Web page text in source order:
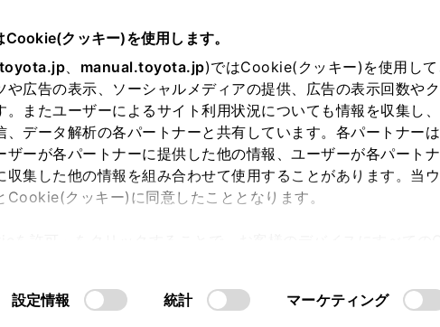
Cookie(クッキー)を使用します。
toyota.jp、 manual.toyota.jp)ではCookie(クッキー)を使用し
や広告の表示、ソーシャルメディアの提供、広告の表示回数や
。またユーザーによるサイト利用状況についても情報を収集し
、データ解析の各パートナーと共有しています。各パートナー
ザーが各パートナーに提供した他の情報、ユーザーが各パート
収集した他の情報を組み合わせて使用することがあります。当
Cookie(クッキー)に同意したこととなります。
い。
設定情報 統計 マーケティング
現在地を取得できませんでした。
該当する地域・都道府県をお選びください。
旭川 釧路 札幌
青森県 岩手県 宮城県 秋田県
3つの買い方 オンライン購入 お気に入り
申し訳ございません。